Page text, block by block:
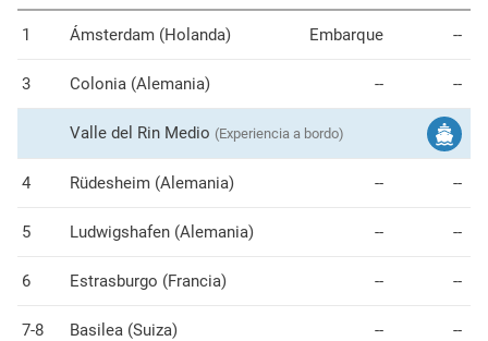
1 Ámsterdam (Holanda) Embarque --
3 Colonia (Alemania) -- --
Valle del Rin Medio (Experiencia a bordo)
4 Rüdesheim (Alemania) -- --
5 Ludwigshafen (Alemania) -- --
6 Estrasburgo (Francia) -- --
7-8 Basilea (Suiza) -- --